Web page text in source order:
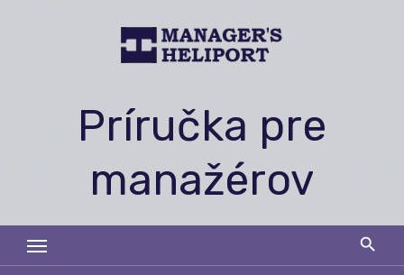
Príručka pre
manažérov